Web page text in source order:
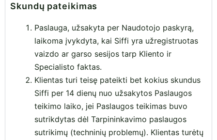
Skundų pateikimas
Paslauga, užsakyta per Naudotojo paskyrą,
laikoma įvykdyta, kai Siffi yra užregistruotas
vaizdo ar garso sesijos tarp Kliento ir
Specialisto faktas.
Klientas turi teisę pateikti bet kokius skundus
Siffi per 14 dienų nuo užsakytos Paslaugos
teikimo laiko, jei Paslaugos teikimas buvo
sutrikdytas dėl Tarpininkavimo paslaugos
sutrikimų (techninių problemų). Klientas turėtų